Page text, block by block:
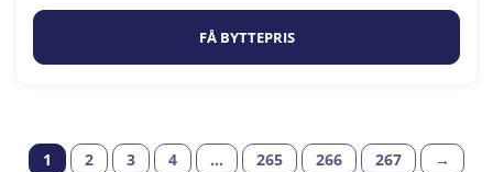
FÅ BYTTEPRIS
1 2 3 4 … 265 266 267 →